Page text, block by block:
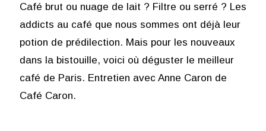
Café brut ou nuage de lait ? Filtre ou serré ? Les
addicts au café que nous sommes ont déjà leur
potion de prédilection. Mais pour les nouveaux
dans la bistouille, voici où déguster le meilleur
café de Paris. Entretien avec Anne Caron de
Café Caron.